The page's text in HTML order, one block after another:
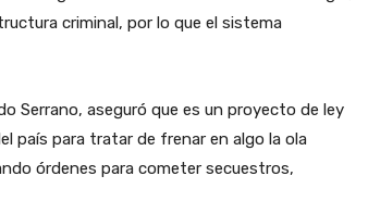
criminal, por lo que el sistema
Serrano, aseguró que es un proyecto de ley
país para tratar de frenar en algo la ola
órdenes para cometer secuestros,